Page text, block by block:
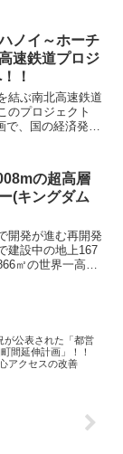
ノイ～ホーチ
速鉄道プロジ
！
結ぶ南北高速鉄道
のプロジェクト
、国の経済発展
の超高層
(キングダム
開発が進む再開発
建設中の地上167
㎡の世界一高い
が公表された「都営
間延伸計画」！！
アクセスの改善